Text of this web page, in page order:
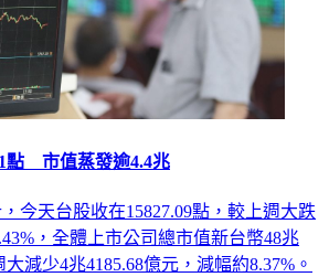
點 市值蒸發逾4.4兆
今天台股收在15827.09點，較上週大跌
，全體上市公司總市值新台幣48兆
減少4兆4185.68億元，減幅約8.37%。